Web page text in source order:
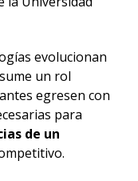
evolucionan
un rol
egresen con
para
de un